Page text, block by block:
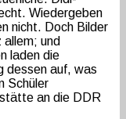
Wiedergeben
nicht. Doch Bilder
und
laden die
dessen auf, was
Schüler
an die DDR